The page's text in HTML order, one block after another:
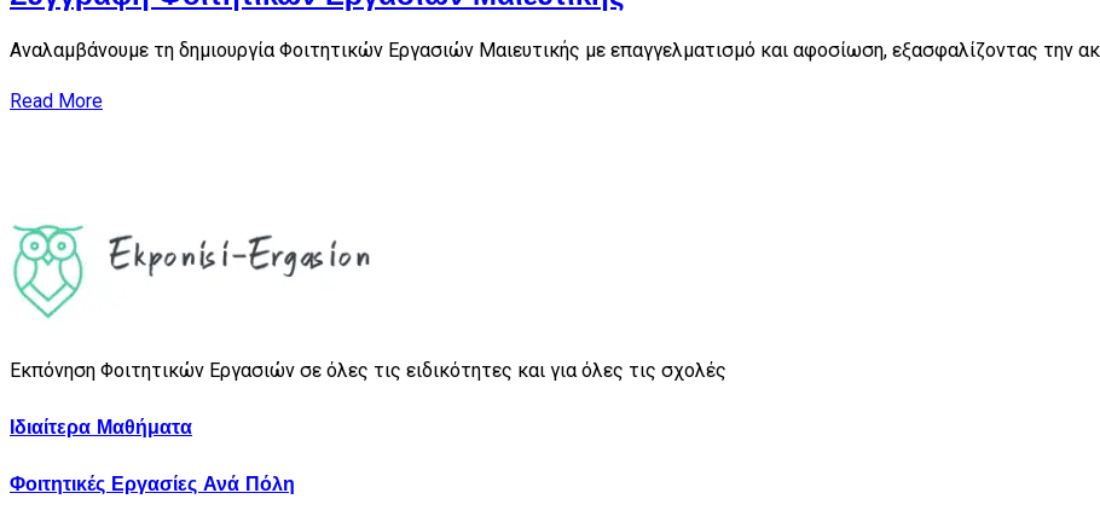
Αναλαμβάνουμε τη δημιουργία Φοιτητικών Εργασιών Μαιευτικής με επαγγελματισμό και αφοσίωση, εξασφαλίζοντας την
Read More
Εκπόνηση Φοιτητικών Εργασιών σε όλες τις ειδικότητες και για όλες τις σχολές
Ιδιαίτερα Μαθήματα
Φοιτητικές Εργασίες Ανά Πόλη